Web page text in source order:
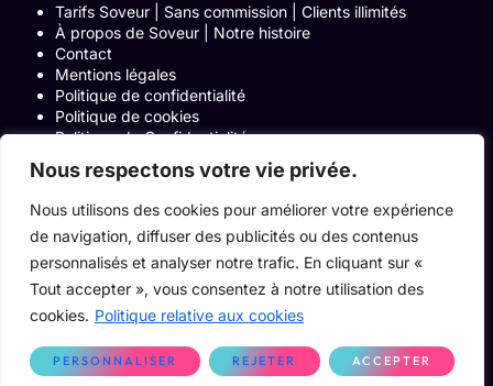
Nous respectons votre vie privée.
Nous utilisons des cookies pour améliorer votre expérience
de navigation, diffuser des publicités ou des contenus
personnalisés et analyser notre trafic. En cliquant sur «
Tout accepter », vous consentez à notre utilisation des
cookies. Politique relative aux cookies
PERSONNALISER REJETER ACCEPTER
Tarifs Soveur | Sans commission | Clients illimités
À propos de Soveur | Notre histoire
Contact
Mentions légales
Politique de confidentialité
Politique de cookies
Politique de Confidentialité
Blog
Notre histoire
Programme Affiliation
Conditions générales d’utilisation
ACCUEIL
Onglets Zone Affilié
Le Blog
Devenir pro